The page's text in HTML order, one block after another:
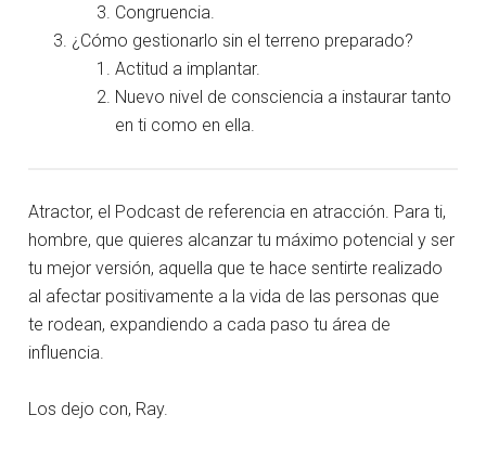
Congruencia.
¿Cómo gestionarlo sin el terreno preparado?
Actitud a implantar.
Nuevo nivel de consciencia a instaurar tanto
en ti como en ella.
Atractor, el Podcast de referencia en atracción. Para ti,
hombre, que quieres alcanzar tu máximo potencial y ser
tu mejor versión, aquella que te hace sentirte realizado
al afectar positivamente a la vida de las personas que
te rodean, expandiendo a cada paso tu área de
influencia.
Los dejo con, Ray.